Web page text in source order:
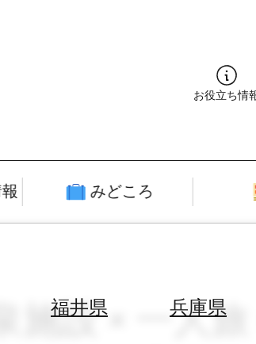
お役立ち情
みどころ
福井県 兵庫県
施設 × 一人